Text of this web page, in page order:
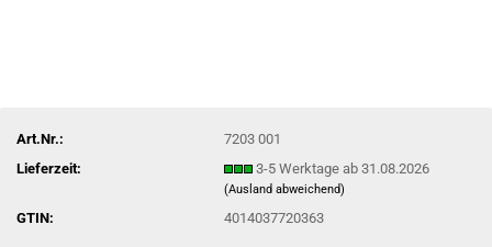
Art.Nr.:
7203 001
Lieferzeit:
3-5 Werktage ab 31.08.2026
(Ausland abweichend)
GTIN: 4014037720363